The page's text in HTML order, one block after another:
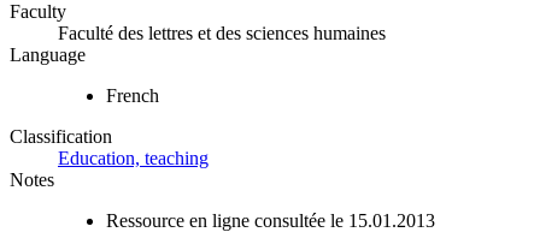
Faculty
Faculté des lettres et des sciences humaines
Language
French
Classification
Education, teaching
Notes
Ressource en ligne consultée le 15.01.2013